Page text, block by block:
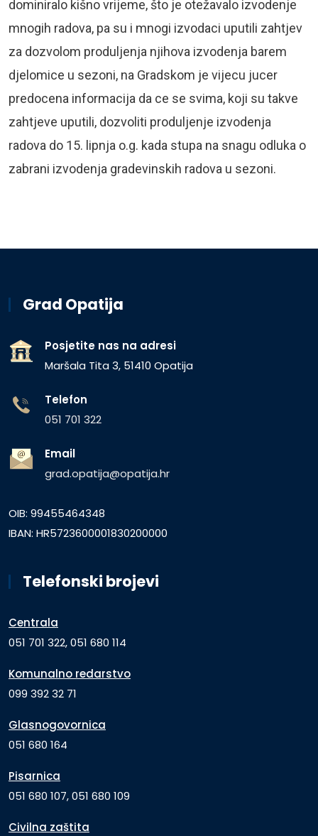
dominiralo kišno vrijeme, što je otežavalo izvodenje
mnogih radova, pa su i mnogi izvodaci uputili zahtjev
za dozvolom produljenja njihova izvodenja barem
djelomice u sezoni, na Gradskom je vijecu jucer
predocena informacija da ce se svima, koji su takve
zahtjeve uputili, dozvoliti produljenje izvodenja
radova do 15. lipnja o.g. kada stupa na snagu odluka o
zabrani izvodenja gradevinskih radova u sezoni.
Grad Opatija
Posjetite nas na adresi
Maršala Tita 3, 51410 Opatija
Telefon
051 701 322
Email
grad.opatija@opatija.hr
OIB: 99455464348
IBAN: HR5723600001830200000
Telefonski brojevi
Centrala
051 701 322, 051 680 114
Komunalno redarstvo
099 392 32 71
Glasnogovornica
051 680 164
Pisarnica
051 680 107, 051 680 109
Civilna zaštita